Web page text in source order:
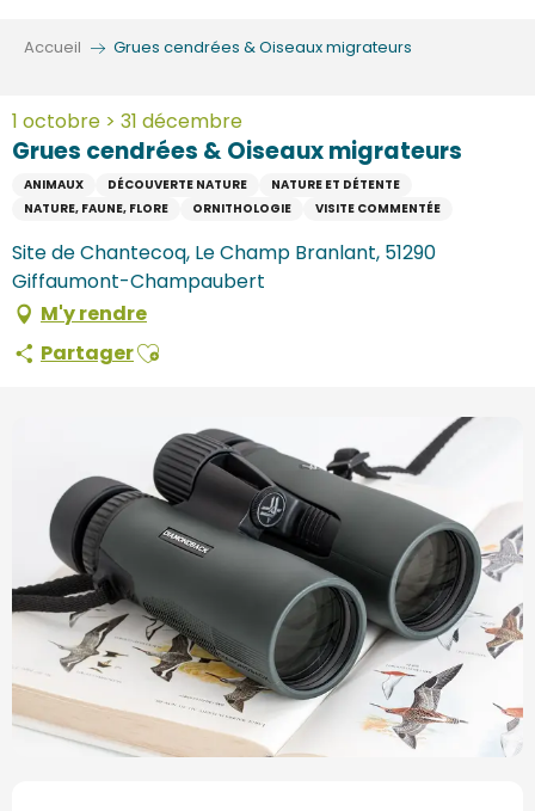
Accueil Grues cendrées & Oiseaux migrateurs
1 octobre > 31 décembre
Grues cendrées & Oiseaux migrateurs
ANIMAUX DÉCOUVERTE NATURE
NATURE ET DÉTENTE
NATURE, FAUNE, FLORE
ORNITHOLOGIE VISITE COMMENTÉE
Site de Chantecoq, Le Champ Branlant, 51290
Giffaumont-Champaubert
M'y rendre
PartagerAjouter aux favoris